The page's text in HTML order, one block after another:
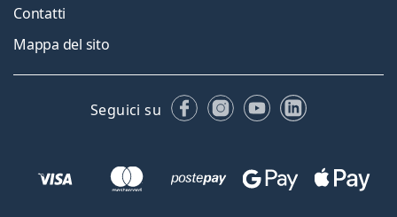
Contatti
Mappa del sito
Seguici su FacebookInstagram
YouTubeLinkedIn